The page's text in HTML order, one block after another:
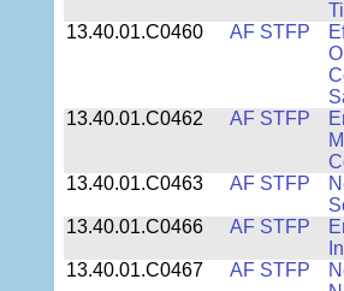
13.40.01.C0460
AF STFP
13.40.01.C0462
AF STFP
13.40.01.C0463
AF STFP
13.40.01.C0466
AF STFP
13.40.01.C0467
AF STFP